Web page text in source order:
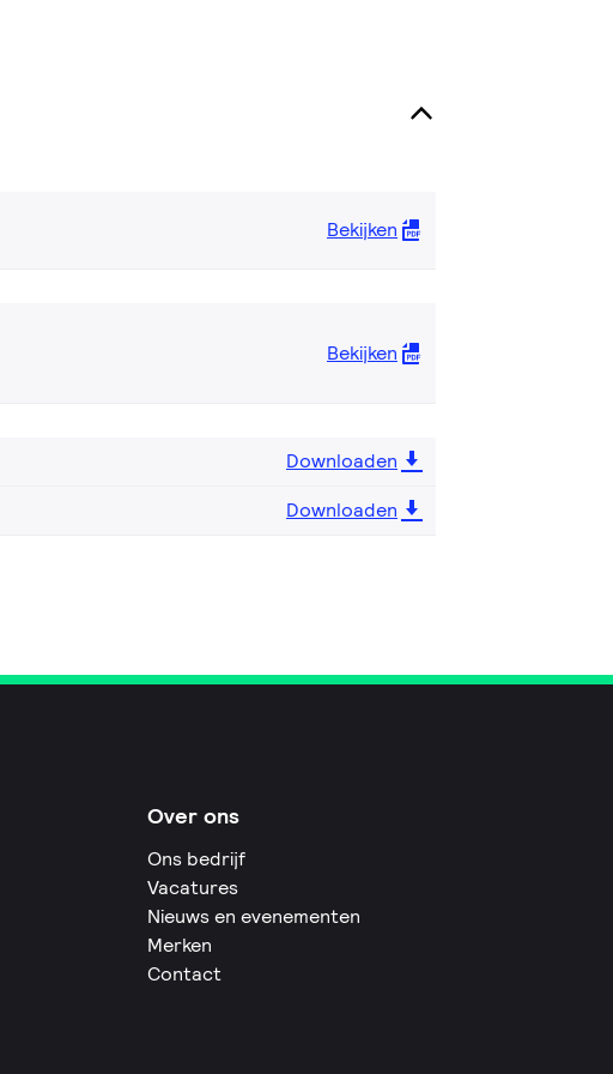
Bekijken
Bekijken
Downloaden
Downloaden
Over ons
Ons bedrijf
Vacatures
Nieuws en evenementen
Merken
Contact